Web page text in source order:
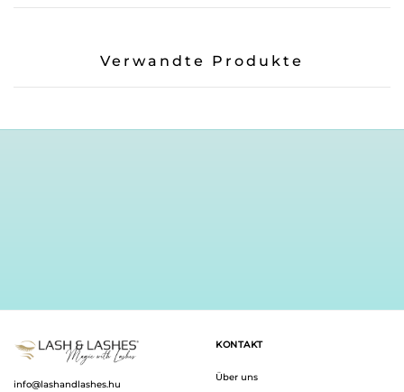
Verwandte Produkte
info@lashandlashes.hu
KONTAKT
Über uns